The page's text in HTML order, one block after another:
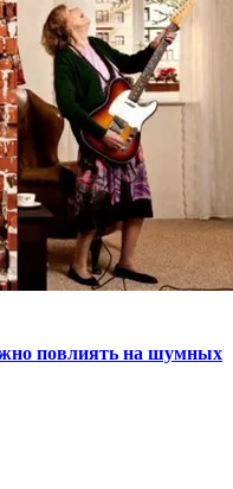
повлиять на шумных